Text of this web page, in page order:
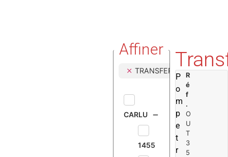
Affiner
TRANSFERT GAZOLE
CARLU
1455
P
o
m
p
e
t
r
R
é
f
.
O
U
T
3
5